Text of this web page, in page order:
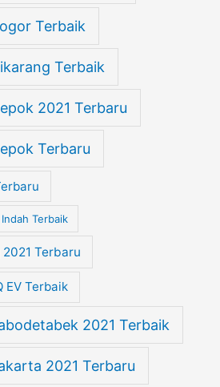
Terbaik
Terbaik
2021 Terbaru
Terbaru
Terbaik
Terbaru
EV Terbaik
2021 Terbaik
2021 Terbaru